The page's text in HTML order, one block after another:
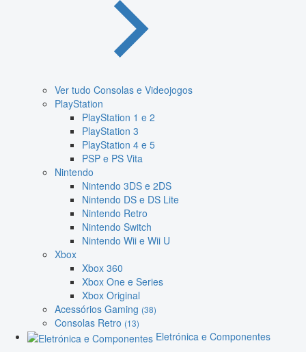
Ver tudo Consolas e Videojogos
PlayStation
PlayStation 1 e 2
PlayStation 3
PlayStation 4 e 5
PSP e PS Vita
Nintendo
Nintendo 3DS e 2DS
Nintendo DS e DS Lite
Nintendo Retro
Nintendo Switch
Nintendo Wii e Wii U
Xbox
Xbox 360
Xbox One e Series
Xbox Original
Acessórios Gaming (38)
Consolas Retro (13)
Eletrónica e Componentes